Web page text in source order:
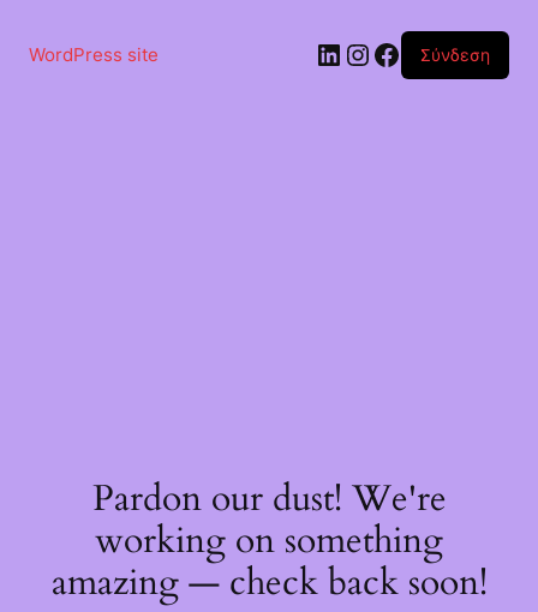
περιεχόμενο
WordPress site Linkedin
Instagram
Facebook
Σύνδεση
Pardon our dust! We're
working on something
amazing — check back soon!